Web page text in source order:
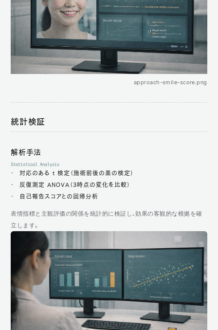
approach-smile-score.png
統計検証
解析手法
Statistical Analysis
対応のある t 検定（施術前後の差の検定）
反復測定 ANOVA（3時点の変化を比較）
自己報告スコアとの回帰分析
表情指標と主観評価の関係を統計的に検証し、効果の客観的な根拠を確
立します。